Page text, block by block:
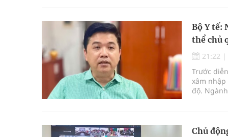
Bộ Y tế:
thể chủ
21:22 |
Trước
xâm
độ.
Chủ